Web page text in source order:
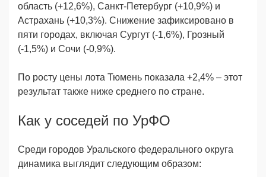
область (+12,6%), Санкт-Петербург (+10,9%) и
Астрахань (+10,3%). Снижение зафиксировано в
пяти городах, включая Сургут (-1,6%), Грозный
(-1,5%) и Сочи (-0,9%).
По росту цены лота Тюмень показала +2,4% – этот
результат также ниже среднего по стране.
Как у соседей по УрФО
Среди городов Уральского федерального округа
динамика выглядит следующим образом: